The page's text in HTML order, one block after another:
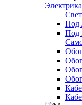
Под
Под